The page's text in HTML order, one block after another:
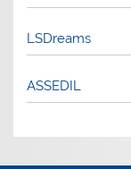
LSDreams
ASSEDIL